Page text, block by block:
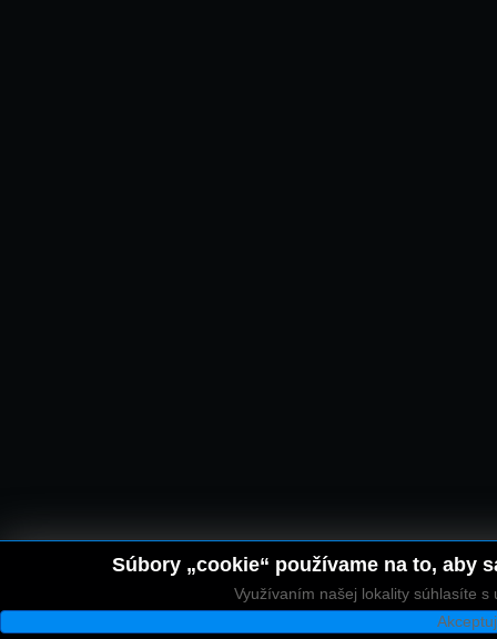
Súbory „cookie“ používame na to, aby
Využívaním našej lokality súhlasíte s